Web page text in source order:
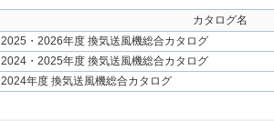
カタログ名
2025・2026年度 換気送風機総合カタログ
2024・2025年度 換気送風機総合カタログ
2024年度 換気送風機総合カタログ